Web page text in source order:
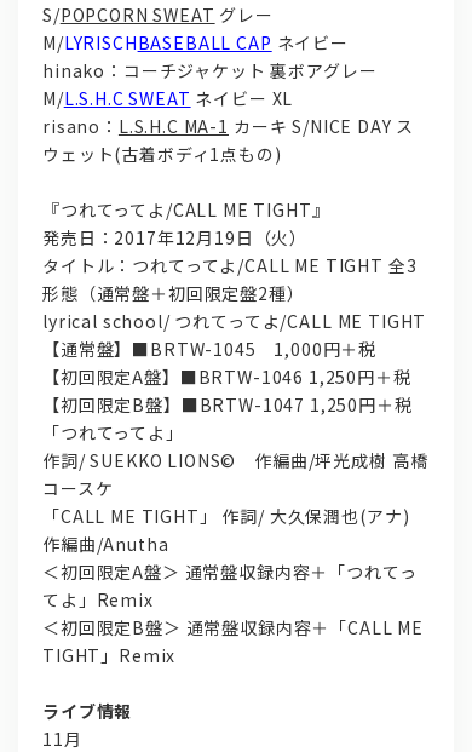
S/POPCORN SWEAT グレー
M/LYRISCHBASEBALL CAP ネイビー
hinako：コーチジャケット 裏ボアグレー
M/L.S.H.C SWEAT ネイビー XL
risano： L.S.H.C MA-1 カーキ S/NICE DAY ス
ウェット(古着ボディ1点もの)
『つれてってよ/CALL ME TIGHT』
発売日：2017年12月19日（火）
タイトル：つれてってよ/CALL ME TIGHT 全3
形態（通常盤＋初回限定盤2種）
lyrical school/ つれてってよ/CALL ME TIGHT
【通常盤】■BRTW-1045 1,000円＋税
【初回限定A盤】■BRTW-1046 1,250円＋税
【初回限定B盤】■BRTW-1047 1,250円＋税
「つれてってよ」
作詞/ SUEKKO LIONS© 作編曲/坪光成樹 高橋
コースケ
「CALL ME TIGHT」 作詞/ 大久保潤也(アナ)
作編曲/Anutha
＜初回限定A盤＞ 通常盤収録内容＋「つれてっ
てよ」Remix
＜初回限定B盤＞ 通常盤収録内容＋「CALL ME
TIGHT」Remix
ライブ情報
11月